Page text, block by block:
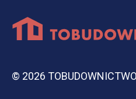
© 2026